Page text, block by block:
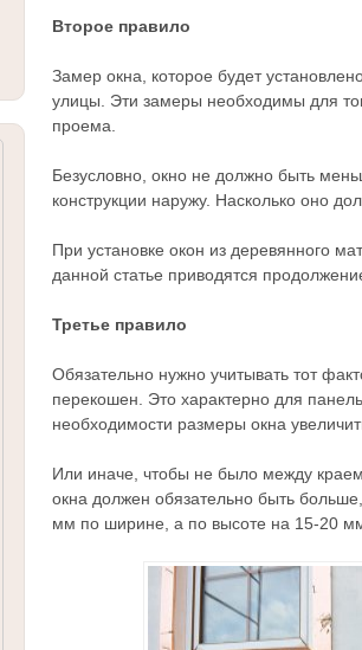
Второе правило
Замер окна, которое будет
улицы. Эти замеры необходимы для
проема.
Безусловно, окно не должно быть
конструкции наружу. Насколько оно
При установке окон из деревянного
данной статье приводятся
Третье правило
Обязательно нужно учитывать тот
перекошен. Это характерно для
необходимости размеры окна
Или иначе, чтобы не было между
окна должен обязательно быть
мм по ширине, а по высоте на 15-20